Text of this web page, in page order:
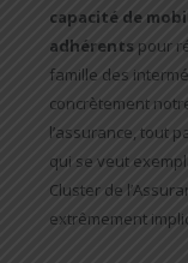
capacité de
adhérentspour
famille des
concrètement
l’assurance, tout
qui se veut
Cluster de
extrêmement